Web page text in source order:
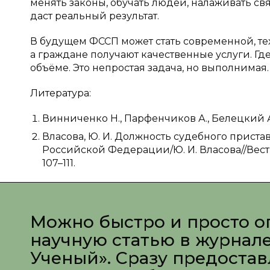
менять законы, обучать людей, налаживать
даст реальный результат.
В будущем ФССП может стать современной,
а граждане получают качественные услуги.
объёме. Это непростая задача, но
Литература:
Винниченко Н., Парфенчиков А., Белецкий
Власова, Ю. И. Должность судебного
Российской Федерации/Ю. И. Власова//
107–111.
Можно быстро и просто
научную статью в
Ученый». Сразу